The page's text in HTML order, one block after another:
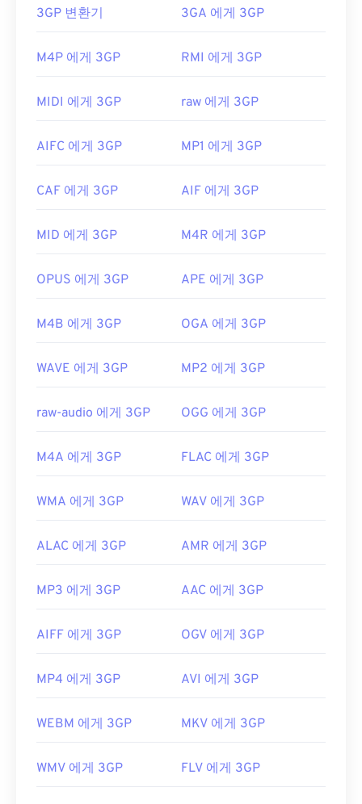
보세요. 플레이어 웹사이트를 방문하여 MPEG-1 비디
가 최신 버전인지 확인하세요. Windows의 경우, 다음
어 있는지 확인하세요. 다른 방법으로도 문제가 해결
감염되지 않았는지 확인하세요.
최초 출시: 1992년
https://www.iso.org/standard/22412.html
3GP 파일을 어떻게 여나요?
3GP 파일을 여는 데 가장 좋은 애플리케이션은
되었지만 Linux, Mac, Windows를 포함한 대부분의
운영 체제에서 쉽게 열 수 있습니다.
3GP는 3GPPTimed Text를통해 자막을 지원하는 유
니다. AutoGK가
그 예입니다. 모바일이 아닌 환경에
로변환하세요.
유용한 링크:
https://www.3gpp.org/
3GP 변환기 3GA 에게 3GP
M4P 에게 3GP RMI 에게 3GP
MIDI 에게 3GP raw 에게 3GP
AIFC 에게 3GP MP1 에게 3GP
CAF 에게 3GP AIF 에게 3GP
MID 에게 3GP M4R 에게 3GP
OPUS 에게 3GP APE 에게 3GP
M4B 에게 3GP OGA 에게 3GP
WAVE 에게 3GP MP2 에게 3GP
raw-audio 에게 3GP OGG 에게 3GP
M4A 에게 3GP FLAC 에게 3GP
WMA 에게 3GP WAV 에게 3GP
ALAC 에게 3GP AMR 에게 3GP
MP3 에게 3GP AAC 에게 3GP
AIFF 에게 3GP OGV 에게 3GP
MP4 에게 3GP AVI 에게 3GP
WEBM 에게 3GP MKV 에게 3GP
WMV 에게 3GP FLV 에게 3GP